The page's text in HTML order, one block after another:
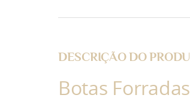
DESCRIÇÃO DO
Botas